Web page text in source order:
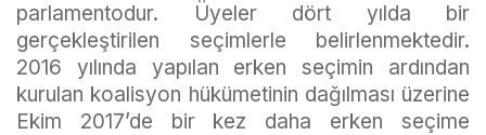
parlamentodur. Üyeler dört yılda bir
gerçekleştirilen seçimlerle belirlenmektedir.
2016 yılında yapılan erken seçimin ardından
kurulan koalisyon hükümetinin dağılması üzerine
Ekim 2017’de bir kez daha erken seçime